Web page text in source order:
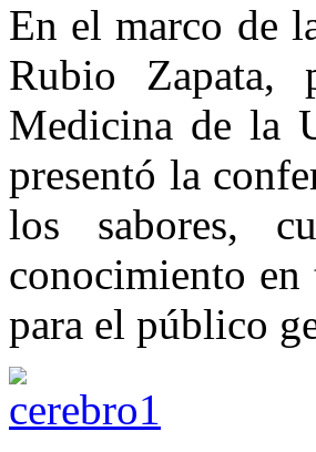
En el marco de
Rubio Zapata,
Medicina de la
presentó la
los sabores,
conocimiento
para el público